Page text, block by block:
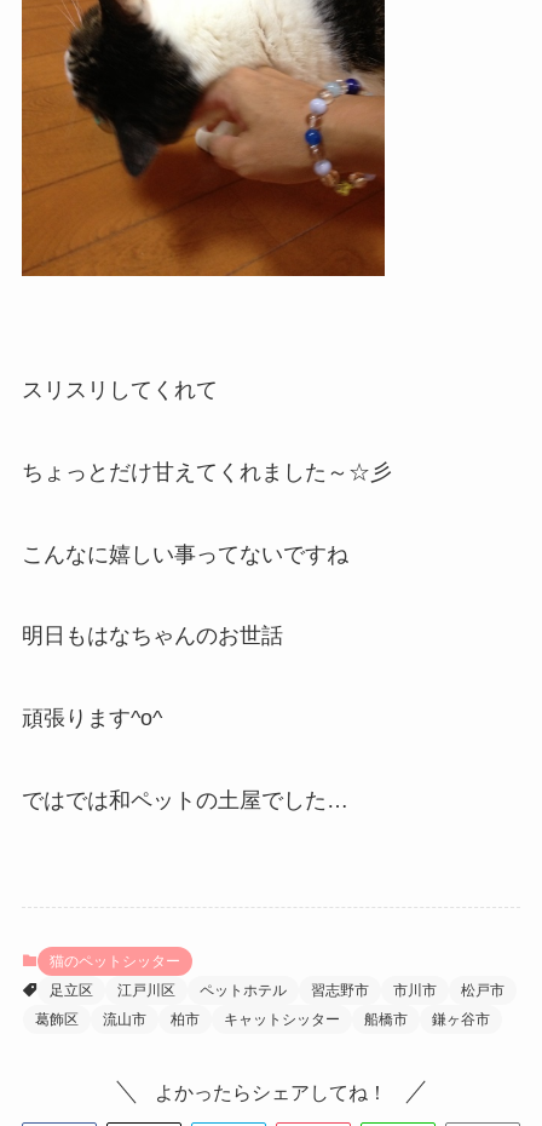
スリスリしてくれて
ちょっとだけ甘えてくれました～☆彡
こんなに嬉しい事ってないですね
明日もはなちゃんのお世話
頑張ります^o^
ではでは和ペットの土屋でした…
猫のペットシッター
足立区
江戸川区 ペットホテル 習志野市 市川市
松戸市
葛飾区
流山市 柏市 キャットシッター 船橋市 鎌ヶ谷市
よかったらシェアしてね！